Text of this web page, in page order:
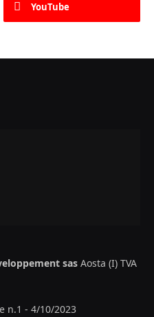
YouTube
sas Aosta (I) TVA
n.1 - 4/10/2023